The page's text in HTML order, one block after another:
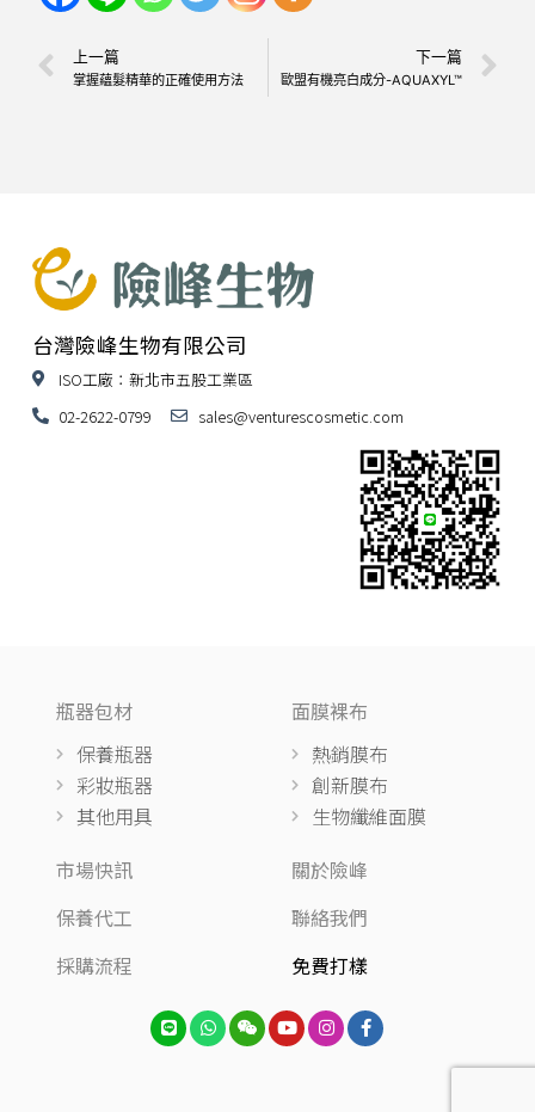
上一篇
掌握蘊髮精華的正確使用方法
下一篇
歐盟有機亮白成分-AQUAXYL™
台灣險峰生物有限公司
ISO工廠：新北市五股工業區
02-2622-0799
sales@venturescosmetic.com
瓶器包材
保養瓶器
彩妝瓶器
其他用具
面膜裸布
熱銷膜布
創新膜布
生物纖維面膜
市場快訊
保養代工
採購流程
關於險峰
聯絡我們
免費打樣